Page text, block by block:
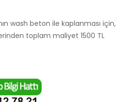
wash beton ile kaplanması için,
toplam maliyet 1500 TL